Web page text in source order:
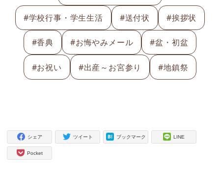
#学校行事・学生生活 #送付状 #挨拶状
#香典 #お悔やみメール #盆・初盆
#お祝い #出産～お宮参り #地鎮祭
シェア ツイート ブックマーク LINE
Pocket